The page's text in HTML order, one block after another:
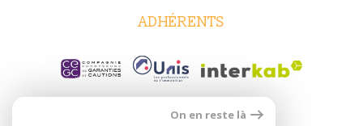
ADHÉRENTS
On en reste là